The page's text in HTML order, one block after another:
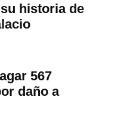
historia de
567
daño a